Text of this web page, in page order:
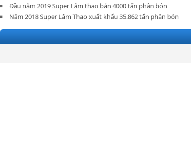
Đầu năm 2019 Super Lâm thao bán 4000 tấn phân bón
Năm 2018 Super Lâm Thao xuất khẩu 35.862 tấn phân bón